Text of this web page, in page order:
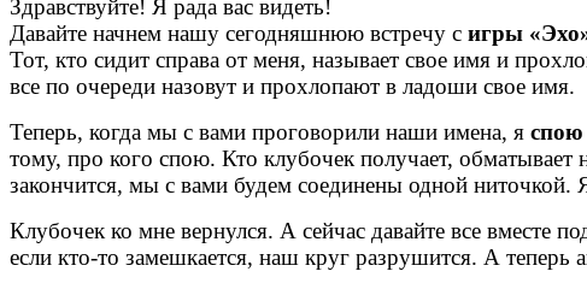
Здравствуйте! Я рада вас видеть!
Давайте начнем нашу сегодняшнюю встречу с игры
Тот, кто сидит справа от меня, называет свое имя и
все по очереди назовут и прохлопают в ладоши свое имя.
Теперь, когда мы с вами проговорили наши имена, я спою
тому, про кого спою. Кто клубочек получает, обматывает
закончится, мы с вами будем соединены одной
Клубочек ко мне вернулся. А сейчас давайте все вместе
если кто-то замешкается, наш круг разрушится. А теперь